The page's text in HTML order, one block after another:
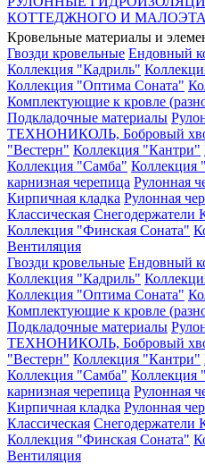
КОТТЕДЖНОГО И
Кровельные материалы и
Гвозди кровельные Ендовный
Коллекция "Кадриль"
Коллекция "Оптима Соната"
Комплектующие к кровле
Подкладочные материалы
ТЕХНОНИКОЛЬ, Бобровый
"Вестерн" Коллекция "Кантри"
Коллекция "Самба" Коллекция
карнизная черепица Рулонная
Кирпичная кладка Рулонная
Классическая Снегодержатели
Коллекция "Финская Соната"
Вентиляция
Гвозди кровельные Ендовный
Коллекция "Кадриль"
Коллекция "Оптима Соната"
Комплектующие к кровле
Подкладочные материалы
ТЕХНОНИКОЛЬ, Бобровый
"Вестерн" Коллекция "Кантри"
Коллекция "Самба" Коллекция
карнизная черепица Рулонная
Кирпичная кладка Рулонная
Классическая Снегодержатели
Коллекция "Финская Соната"
Вентиляция